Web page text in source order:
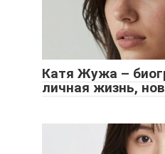
Катя Жужа –
личная жизнь,